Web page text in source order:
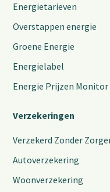
Energietarieven
Overstappen energie
Groene Energie
Energielabel
Energie Prijzen Monitor
Verzekeringen
Verzekerd Zonder
Autoverzekering
Woonverzekering